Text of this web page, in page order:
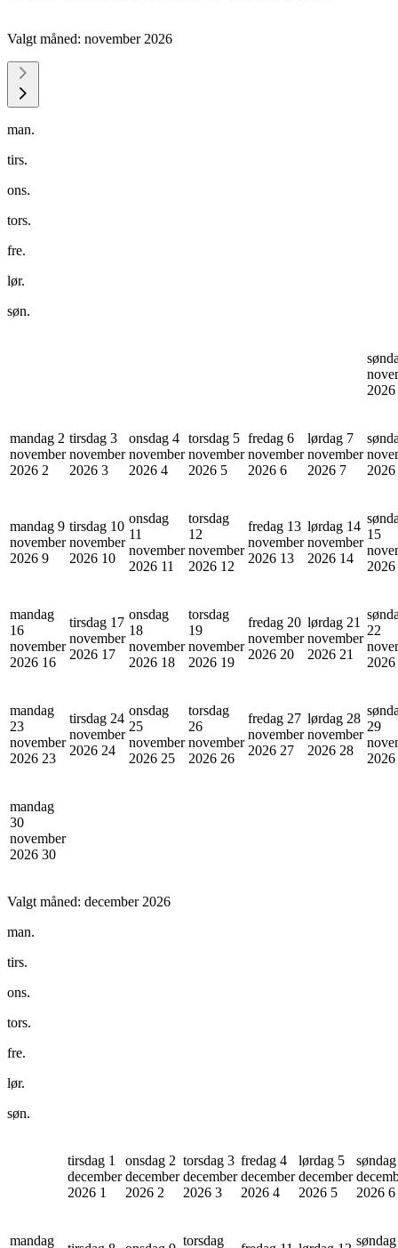
Valgt måned: november 2026
man.
tirs.
ons.
tors.
fre.
lør.
søn.
2026
mandag 2
november
2026 2
tirsdag 3
november
2026 3
onsdag 4
november
2026 4
torsdag 5
november
2026 5
fredag 6
november
2026 6
lørdag 7
november
2026 7
2026
mandag 9
november
2026 9
tirsdag 10
november
2026 10
onsdag
11
november
2026 11
torsdag
12
november
2026 12
fredag 13
november
2026 13
lørdag 14
november
2026 14
15
2026
mandag
16
november
2026 16
tirsdag 17
november
2026 17
onsdag
18
november
2026 18
torsdag
19
november
2026 19
fredag 20
november
2026 20
lørdag 21
november
2026 21
22
2026
mandag
23
november
2026 23
tirsdag 24
november
2026 24
onsdag
25
november
2026 25
torsdag
26
november
2026 26
fredag 27
november
2026 27
lørdag 28
november
2026 28
29
2026
mandag
30
november
2026 30
Valgt måned: december 2026
man.
tirs.
ons.
tors.
fre.
lør.
søn.
tirsdag 1
december
2026 1
onsdag 2
december
2026 2
torsdag 3
december
2026 3
fredag 4
december
2026 4
lørdag 5
december
2026 5
2026 6
mandag torsdag søndag